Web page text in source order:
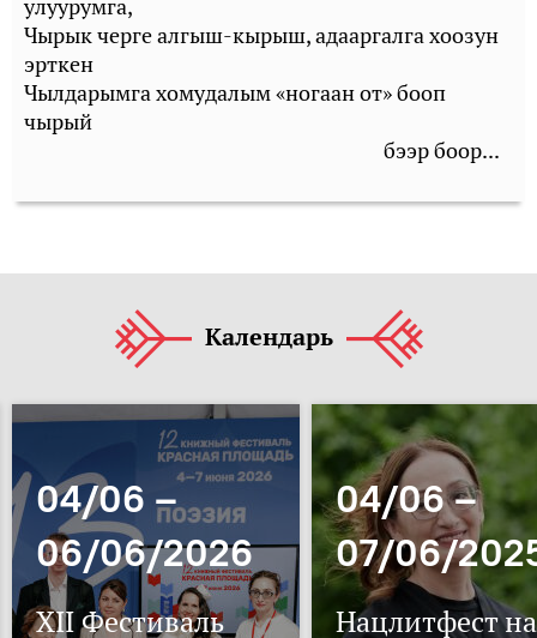
улуурумга,
Чырык черге алгыш-кырыш, адааргалга хоозун
эрткен
Чылдарымга хомудалым «ногаан от» бооп
чырый
бээр боор...
Календарь
04/06 –
06/06/2026
XII Фестиваль
04/06 –
07/06/
Нацлитфест на